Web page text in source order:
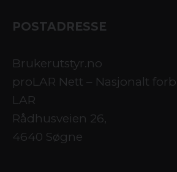
POSTADRESSE
Brukerutstyr.no
proLAR Nett – Nasjonalt
LAR
Rådhusveien 26,
4640 Søgne